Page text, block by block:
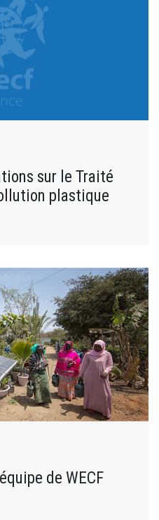
sur le Traité
plastique
de WECF